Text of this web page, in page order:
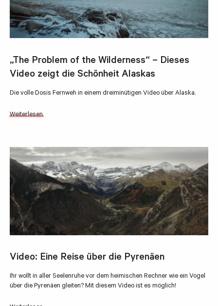
„The Problem of the Wilderness“ – Dieses
Video zeigt die Schönheit Alaskas
Die volle Dosis Fernweh in einem dreiminütigen Video über Alaska.
Weiterlesen
Video: Eine Reise über die Pyrenäen
Ihr wollt in aller Seelenruhe vor dem heimischen Rechner wie ein Vogel
über die Pyrenäen gleiten? Mit diesem Video ist es möglich!